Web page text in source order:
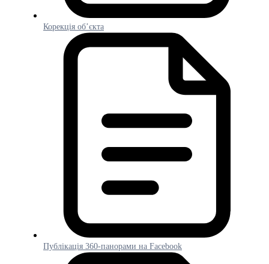
Корекція об’єкта
Публікація 360-панорами на Facebook